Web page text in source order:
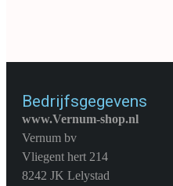
Bedrijfsgegevens
www.Vernum-shop.nl
Vernum bv
Vliegent hert 214
8242 JK Lelystad